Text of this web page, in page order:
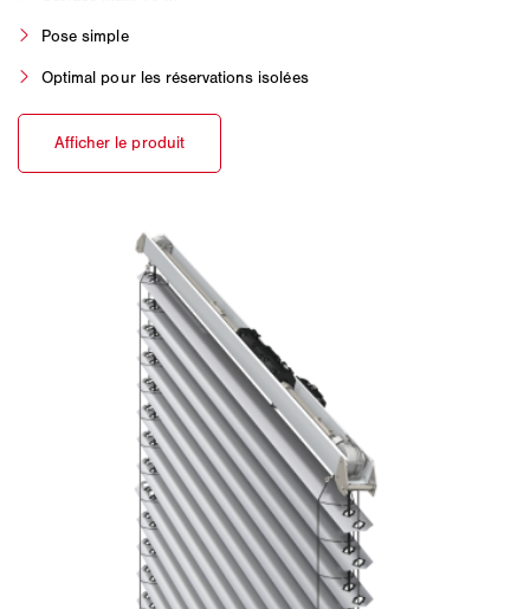
Pose simple
Optimal pour les réservations isolées